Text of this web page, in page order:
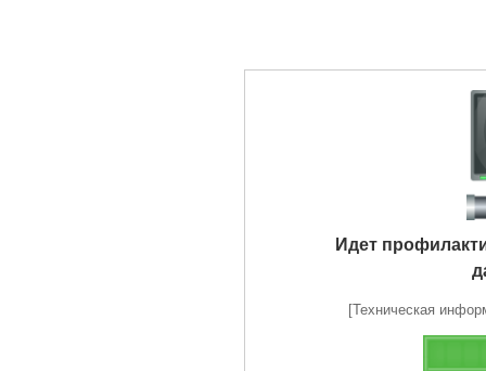
Идет
[Техническая